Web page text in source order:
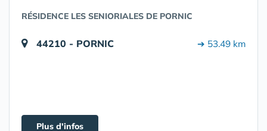
RÉSIDENCE LES SENIORIALES DE PORNIC
44210 - PORNIC ➔ 53.49 km
Plus d'infos